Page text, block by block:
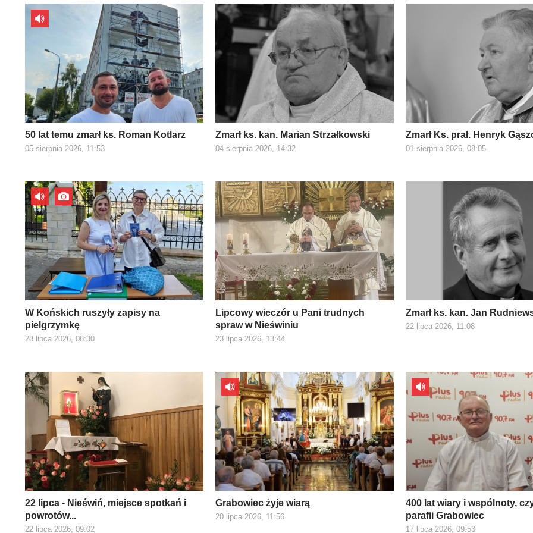
50 lat temu zmarł ks. Roman Kotlarz
05 sierpnia 2026, 11:53
Zmarł ks. kan. Marian Strzałkowski
04 sierpnia 2026, 14:32
Zmarł Ks. prał. Henryk
01 sierpnia 2026, 08:05
W Końskich ruszyły zapisy na
pielgrzymkę
28 lipca 2026, 08:30
Lipcowy wieczór u Pani trudnych
spraw w Nieświniu
23 lipca 2026, 13:44
Zmarł ks. kan. Jan
22 lipca 2026, 11:08
22 lipca - Nieświń, miejsce spotkań i
powrotów...
22 lipca 2026, 09:02
Grabowiec żyje wiarą
20 lipca 2026, 11:56
400 lat wiary i wspólnoty,
parafii Grabowiec
17 lipca 2026, 09:53